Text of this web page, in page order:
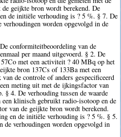
geijkte bron wordt berekend. De
de initiële verhouding is ? 5 %. § 7. De
verhoudingen worden opgevolgd in de
conformiteitbeoordeling van de
per maand uitgevoerd. § 2. De
met een activiteit ? 40 MBq op het
bron 137Cs of 133Ba met een
de controle of anders gespecificeerd
meting uit met de ijkingsfactor van
4. De verhouding tussen de waarde
klinisch gebruikt radio-isotoop en de
van de geijkte bron wordt berekend.
en de initiële verhouding is ? 5 %. § 5.
de verhoudingen worden opgevolgd in